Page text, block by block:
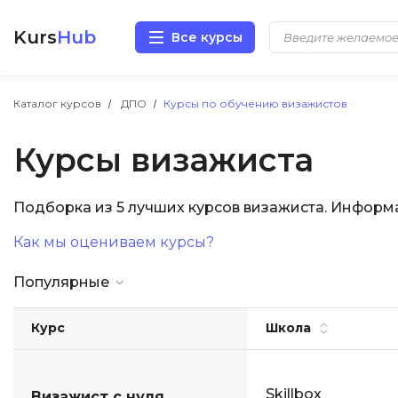
KursHub Все курсы
Каталог курсов ДПО Курсы по обучению визажистов
Курсы визажиста
Подборка из 5 лучших курсов визажиста.
Как мы оцениваем курсы?
Популярные
Курс Школа
Skillbox
Разработка
Маркетинг
Аналитика
Иностранные языки